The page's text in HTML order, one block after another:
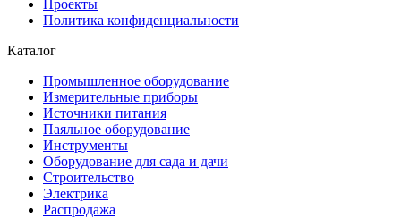
Проекты
Политика конфиденциальности
Каталог
Промышленное оборудование
Измерительные приборы
Источники питания
Паяльное оборудование
Инструменты
Оборудование для сада и дачи
Строительство
Электрика
Распродажа